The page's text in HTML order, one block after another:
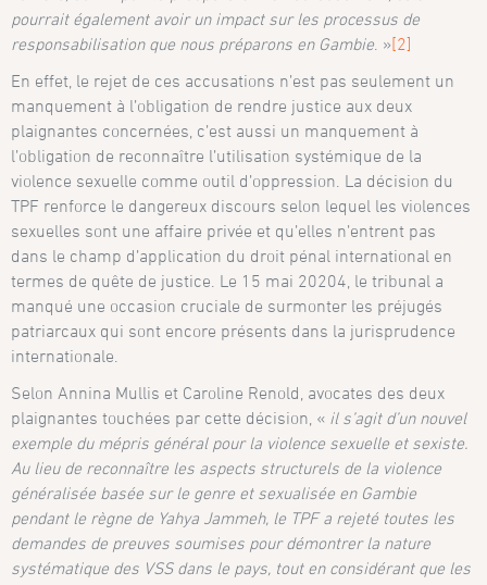
pourrait également avoir un impact sur les processus de
responsabilisation que nous préparons en Gambie . »[2]
En effet, le rejet de ces accusations n’est pas seulement un
manquement à l’obligation de rendre justice aux deux
plaignantes concernées, c’est aussi un manquement à
l’obligation de reconnaître l’utilisation systémique de la
violence sexuelle comme outil d’oppression. La décision du
TPF renforce le dangereux discours selon lequel les violences
sexuelles sont une affaire privée et qu’elles n’entrent pas
dans le champ d’application du droit pénal international en
termes de quête de justice. Le 15 mai 20204, le tribunal a
manqué une occasion cruciale de surmonter les préjugés
patriarcaux qui sont encore présents dans la jurisprudence
internationale.
Selon Annina Mullis et Caroline Renold, avocates des deux
plaignantes touchées par cette décision, « il s’agit d’un nouvel
exemple du mépris général pour la violence sexuelle et sexiste.
Au lieu de reconnaître les aspects structurels de la violence
généralisée basée sur le genre et sexualisée en Gambie
pendant le règne de Yahya Jammeh, le TPF a rejeté toutes les
demandes de preuves soumises pour démontrer la nature
systématique des VSS dans le pays, tout en considérant que les